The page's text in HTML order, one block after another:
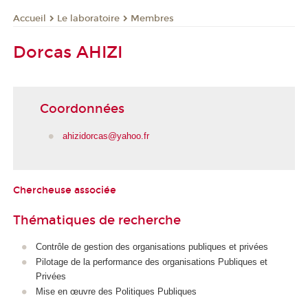
Accueil Le laboratoire Membres
Dorcas AHIZI
Coordonnées
ahizidorcas@yahoo.fr
Chercheuse associée
Thématiques de recherche
Contrôle de gestion des organisations publiques et privées
Pilotage de la performance des organisations Publiques et
Privées
Mise en œuvre des Politiques Publiques